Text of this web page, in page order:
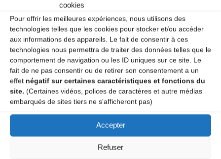
cookies
Pour offrir les meilleures expériences, nous utilisons des
technologies telles que les cookies pour stocker et/ou accéder
aux informations des appareils. Le fait de consentir à ces
technologies nous permettra de traiter des données telles que le
comportement de navigation ou les ID uniques sur ce site. Le
fait de ne pas consentir ou de retirer son consentement a un
effet négatif sur certaines caractéristiques et fonctions du
site. (Certaines vidéos, polices de caractères et autre médias
embarqués de sites tiers ne s'afficheront pas)
Accepter
Refuser
Venteuges
Mediathèque d’Aurec-sur-Loire
Laisser un
commentaire